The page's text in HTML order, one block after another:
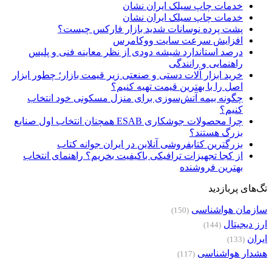
خدمات چاپ سیلک ایران نشان
خدمات چاپ سیلک ایران نشان
پشت پرده نوسانات شدید بازار فارکس چیست؟
افزایش سرعت سایت ووکامرس
درصد استاندارد شیشه دودی از نظر معاینه فنی و پلیس
راهنمایی و رانندگی
خرید ابزار آلات دستی و صنعتی زیر قیمت بازار؛ چطور ابزار
اصل را با بهترین قیمت تهیه کنیم؟
چگونه بیمه آتش‌سوزی برای منزل مسکونی خود انتخاب
کنیم؟
چرا محصولات جوشکاری ESAB همچنان انتخاب اول صنایع
بزرگ هستند؟
بزرگترین کتابفروشی آنلاین در ایران جوانه کتاب
از کجا تجهیزات ترافیکی باکیفیت بخریم؟ راهنمای انتخاب
بهترین فروشنده
تگ‌های پربازدید
سازمان هواشناسی (150)
ارز دیجیتال (144)
ایران (133)
هشدار هواشناسی (117)